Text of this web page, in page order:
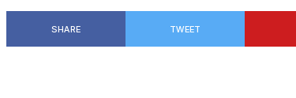
SHARE TWEET